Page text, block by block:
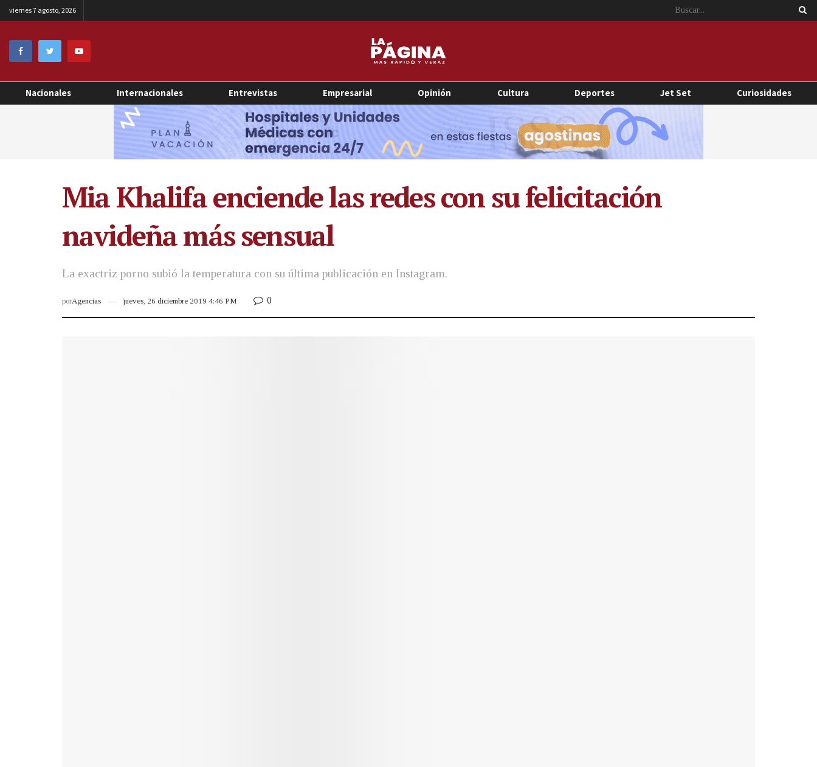
viernes 7 agosto, 2026
Nacionales Internacionales Entrevistas Empresarial Opinión Cultura Deportes Jet Set Curiosidades
Mia Khalifa enciende las redes con su felicitación
navideña más sensual
La exactriz porno subió la temperatura con su última publicación en Instagram.
porAgencias jueves, 26 diciembre 2019 4:46 PM 0